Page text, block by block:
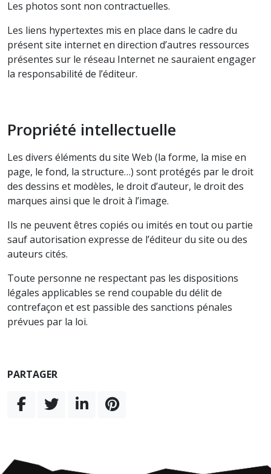
Les photos sont non contractuelles.
Les liens hypertextes mis en place dans le cadre du
présent site internet en direction d’autres ressources
présentes sur le réseau Internet ne sauraient engager
la responsabilité de l’éditeur.
Propriété intellectuelle
Les divers éléments du site Web (la forme, la mise en
page, le fond, la structure…) sont protégés par le droit
des dessins et modèles, le droit d’auteur, le droit des
marques ainsi que le droit à l’image.
Ils ne peuvent êtres copiés ou imités en tout ou partie
sauf autorisation expresse de l’éditeur du site ou des
auteurs cités.
Toute personne ne respectant pas les dispositions
légales applicables se rend coupable du délit de
contrefaçon et est passible des sanctions pénales
prévues par la loi.
PARTAGER